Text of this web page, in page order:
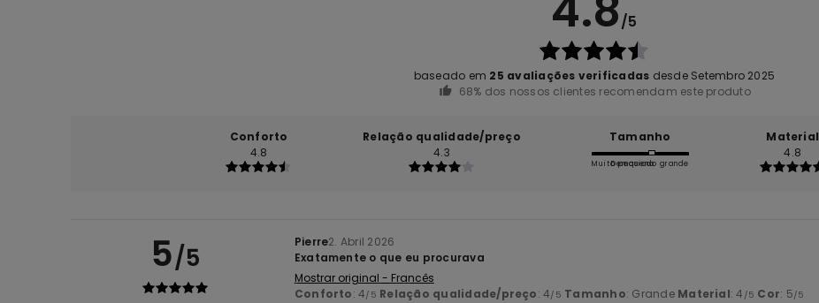
/5
baseado em 25 avaliações verificadas desde Setembro 2025
68% dos nossos clientes recomendam este produto
Conforto
4.8
Relação qualidade/preço
4.3
Tamanho
Muito pequeno
Demasiado grande
Material
4.8
5/5 Pierre2. Abril 2026
Exatamente o que eu procurava
Mostrar original - Francês
Conforto: 4/5 Relação qualidade/preço: 4/5 Tamanho: Grande Material: 4 /5 Cor: 5/5